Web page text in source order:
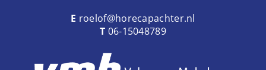
E roelof@horecapachter.nl
T 06-15048789